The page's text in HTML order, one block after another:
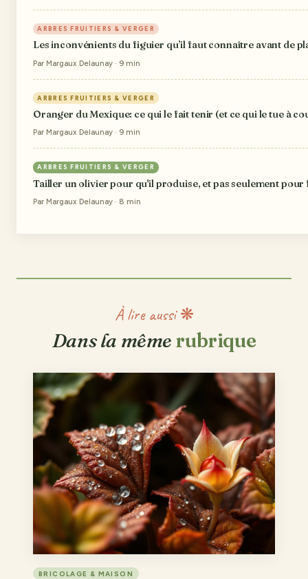
ARBRES FRUITIERS & VERGER
Les inconvénients du figuier qu’il faut connaître avant de
Par Margaux Delaunay · 9 min
ARBRES FRUITIERS & VERGER
Oranger du Mexique: ce qui le fait tenir (et ce qui le tue à
Par Margaux Delaunay · 9 min
ARBRES FRUITIERS & VERGER
Tailler un olivier pour qu'il produise, et pas seulement
Par Margaux Delaunay · 8 min
À lire aussi ❋
Dans la même rubrique
BRICOLAGE & MAISON